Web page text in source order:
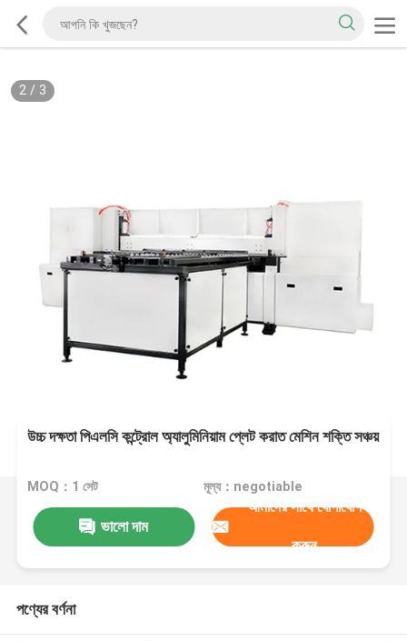
2/ 3
উচ্চ দক্ষতা পিএলসি কন্ট্রোল অ্যালুমিনিয়াম প্লেট করাত মেশিন শক্তি সঞ্চয়
MOQ：1 সেট মূল্য：negotiable
ভালো দাম
আমাদের সাথে যোগাযোগ
করুন
পণ্যের বর্ণনা